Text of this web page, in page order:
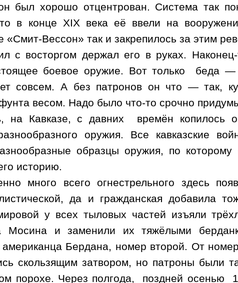
был хорошо отцентрован. Система так
в конце XIX века её ввели на
«Смит-Вессон» так и закрепилось за этим
с восторгом держал его в руках.
боевое оружие. Вот только
беда —
совсем. А без патронов он что — так,
весом. Надо было что-то срочно
на Кавказе, с давних
времён копилось
оружия. Все кавказские
образцы оружия, по
историю.
много всего огнестрельного здесь
да и гражданская добавила
у всех тыловых частей изъяли
Мосина и заменили их тяжёлыми
Бердана, номер второй. От
скользящим затвором, но патроны были
порохе. Через полгода,
поздней осенью